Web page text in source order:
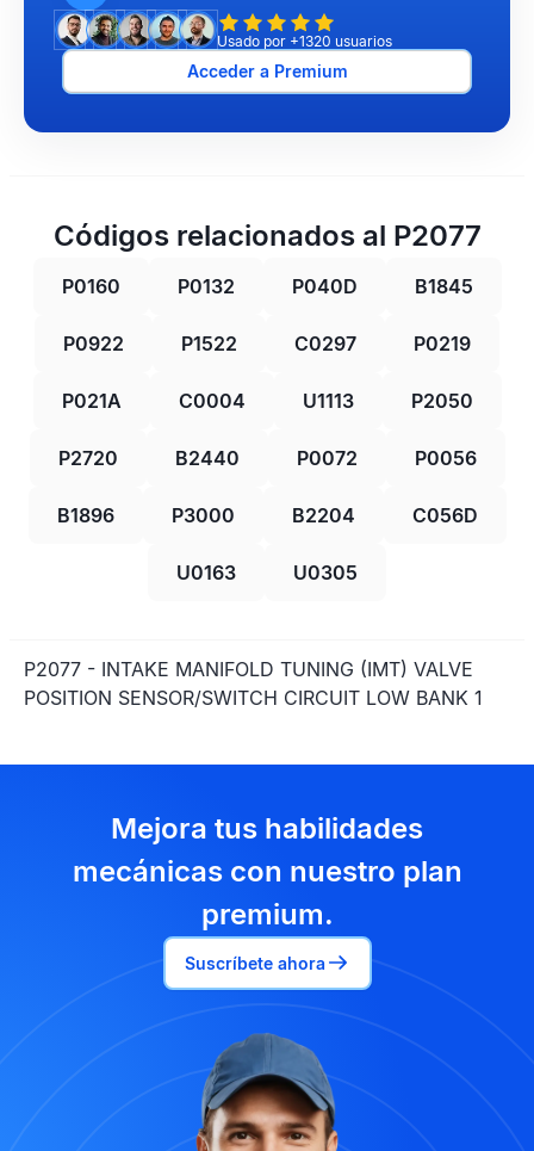
Usado por +1320 usuarios
Acceder a Premium
Códigos relacionados al P2077
P0160 P0132 P040D B1845
P0922 P1522 C0297 P0219
P021A C0004 U1113 P2050
P2720 B2440 P0072 P0056
B1896 P3000 B2204 C056D
U0163 U0305
P2077 - INTAKE MANIFOLD TUNING (IMT) VALVE
POSITION SENSOR/SWITCH CIRCUIT LOW BANK 1
Mejora tus habilidades
mecánicas con nuestro plan
premium.
Suscríbete ahora